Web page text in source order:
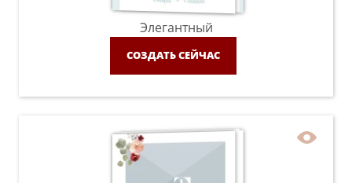
Элегантный
СОЗДАТЬ СЕЙЧАС